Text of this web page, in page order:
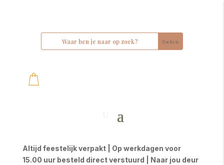
Altijd feestelijk verpakt | Op werkdagen voor
15.00 uur besteld direct verstuurd | Naar jou deur